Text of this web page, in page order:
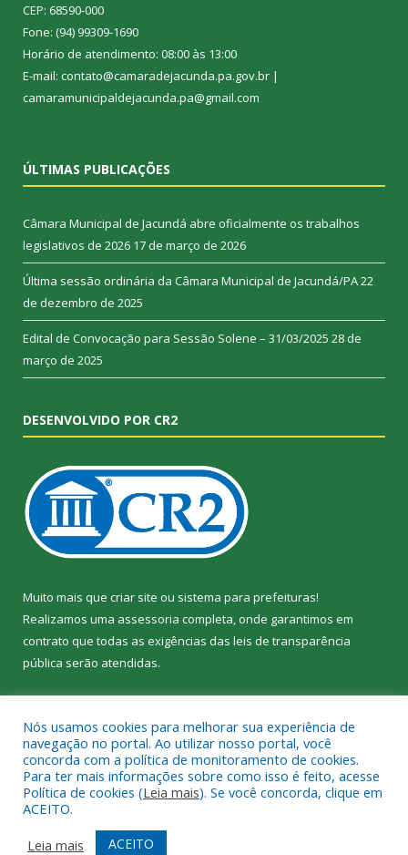
CEP: 68590-000
Fone: (94) 99309-1690
Horário de atendimento: 08:00 às 13:00
E-mail: contato@camaradejacunda.pa.gov.br |
camaramunicipaldejacunda.pa@gmail.com
ÚLTIMAS PUBLICAÇÕES
Câmara Municipal de Jacundá abre oficialmente os trabalhos
legislativos de 2026 17 de março de 2026
Última sessão ordinária da Câmara Municipal de Jacundá/PA22
de dezembro de 2025
Edital de Convocação para Sessão Solene – 31/03/2025 28 de
março de 2025
DESENVOLVIDO POR CR2
Muito mais que criar site ou sistema para prefeituras!
Realizamos uma assessoria completa, onde garantimos em
contrato que todas as exigências das leis de transparência
pública serão atendidas.
Todos os direitos reservados a Câmara Municipal de Jacundá.
Mapa do Site
Acessar Área Administrativa
Nós usamos cookies para melhorar sua experiência de
navegação no portal. Ao utilizar nosso portal, você
concorda com a política de monitoramento de cookies.
Para ter mais informações sobre como isso é feito, acesse
Política de cookies (Leia mais). Se você concorda, clique em
ACEITO.
Leia mais
ACEITO